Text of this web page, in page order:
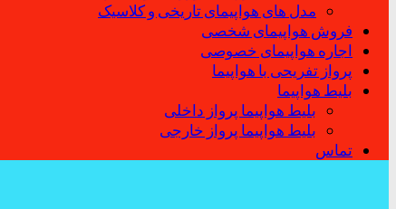
مدل های هواپیمای تاریخی و کلاسیک
فروش هواپیمای شخصی
اجاره هواپیمای خصوصی
پرواز تفریحی با هواپیما
بلیط هواپیما
بلیط هواپیما پرواز داخلی
بلیط هواپیما پرواز خارجی
تماس